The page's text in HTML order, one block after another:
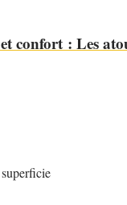
confort : Les